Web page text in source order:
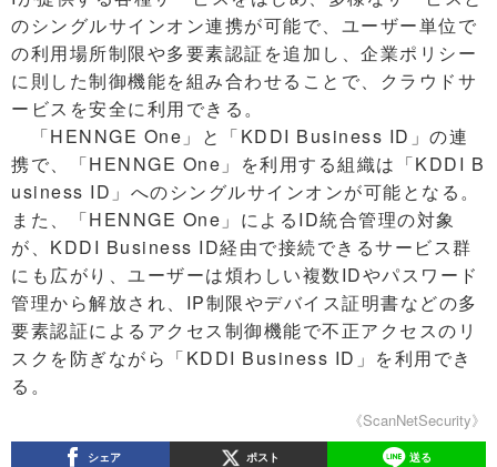
のシングルサインオン連携が可能で、ユーザー単位で
の利用場所制限や多要素認証を追加し、企業ポリシー
に則した制御機能を組み合わせることで、クラウドサ
ービスを安全に利用できる。
「HENNGE One」と「KDDI Business ID」の連
携で、「HENNGE One」を利用する組織は「KDDI B
usiness ID」へのシングルサインオンが可能となる。
また、「HENNGE One」によるID統合管理の対象
が、KDDI Business ID経由で接続できるサービス群
にも広がり、ユーザーは煩わしい複数IDやパスワード
管理から解放され、IP制限やデバイス証明書などの多
要素認証によるアクセス制御機能で不正アクセスのリ
スクを防ぎながら「KDDI Business ID」​​を利用でき
る。
《ScanNetSecurity》
シェア ポスト 送る